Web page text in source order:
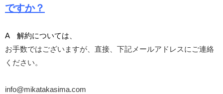
ですか？
A 解約については、
お手数ではございますが、 直接、下記メールアドレスにご連絡
ください。
info@mikatakasima.com